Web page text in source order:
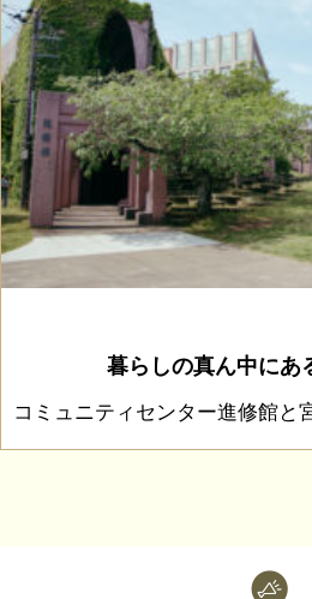
暮らしの真ん中にあ
コミュニティセンター進修館と